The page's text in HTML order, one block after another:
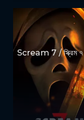
Scream 7 / স্ক্রিম ৭